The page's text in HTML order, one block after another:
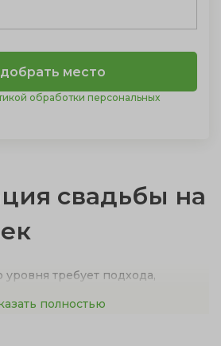
обработки персональных
свадьбы на
требует подхода,
полностью